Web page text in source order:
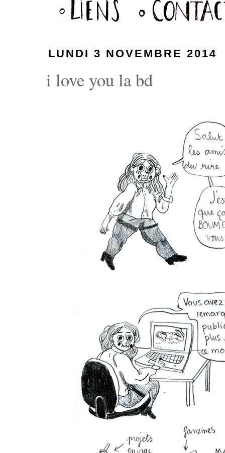
LUNDI 3 NOVEMBRE 2014
i love you la bd